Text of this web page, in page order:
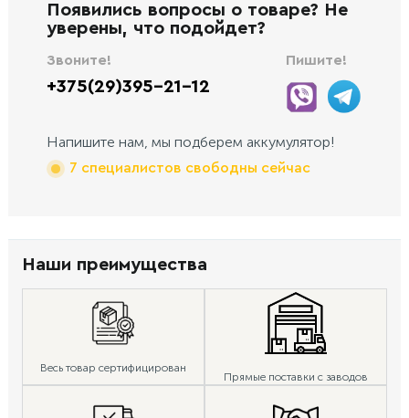
Появились вопросы о товаре? Не
уверены, что подойдет?
Звоните!
+375(29)395-21-12
Пишите!
Напишите нам, мы подберем аккумулятор!
7 специалистов свободны сейчас
Наши преимущества
Весь товар сертифицирован
Прямые поставки с заводов